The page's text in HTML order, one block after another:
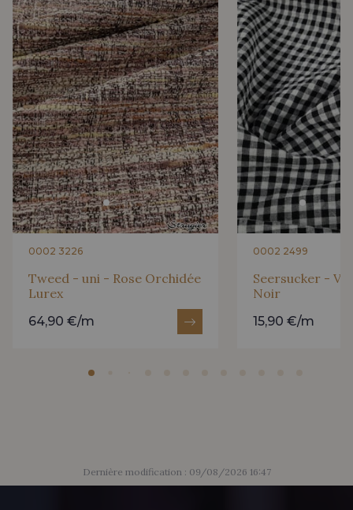
0002 3226
Tweed - uni - Rose Orchidée
Lurex
64,90 €/m
0002 2499
Seersucker -
Noir
15,90 €/m
Dernière modification : 09/08/2026 16:47